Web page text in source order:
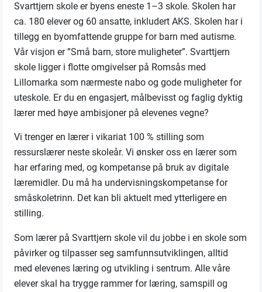
Svarttjern skole er byens eneste 1–3 skole. Skolen har
ca. 180 elever og 60 ansatte, inkludert AKS. Skolen har i
tillegg en byomfattende gruppe for barn med autisme.
Vår visjon er ”Små barn, store muligheter”. Svarttjern
skole ligger i flotte omgivelser på Romsås med
Lillomarka som nærmeste nabo og gode muligheter for
uteskole. Er du en engasjert, målbevisst og faglig dyktig
lærer med høye ambisjoner på elevenes vegne?
Vi trenger en lærer i vikariat 100 % stilling som
ressurslærer neste skoleår. Vi ønsker oss en lærer som
har erfaring med, og kompetanse på bruk av digitale
læremidler. Du må ha undervisningskompetanse for
småskoletrinn. Det kan bli aktuelt med ytterligere en
stilling.
Som lærer på Svarttjern skole vil du jobbe i en skole som
påvirker og tilpasser seg samfunnsutviklingen, alltid
med elevenes læring og utvikling i sentrum. Alle våre
elever skal ha trygge rammer for læring, samspill og